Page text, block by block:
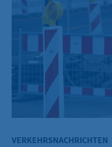
VERKEHRSNACHRICHTEN